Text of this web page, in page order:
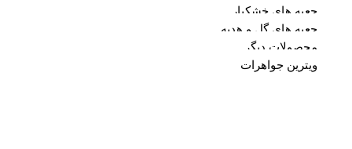
جعبه های خشکبار
جعبه های گل و هدیه
محصولات دیگر
ویترین جواهرات